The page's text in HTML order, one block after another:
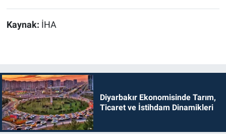
Kaynak: İHA
Diyarbakır Ekonomisinde Tarım,
Ticaret ve İstihdam Dinamikleri